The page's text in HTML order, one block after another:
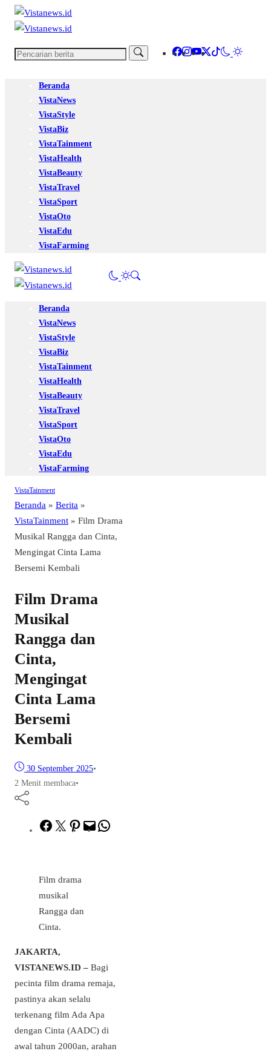
Beranda
VistaNews
VistaStyle
VistaBiz
VistaTainment
VistaHealth
VistaBeauty
VistaTravel
VistaSport
VistaOto
VistaEdu
VistaFarming
Beranda
VistaNews
VistaStyle
VistaBiz
VistaTainment
VistaHealth
VistaBeauty
VistaTravel
VistaSport
VistaOto
VistaEdu
VistaFarming
VistaTainment
Beranda » Berita »
VistaTainment » Film Drama
Musikal Rangga dan Cinta,
Mengingat Cinta Lama
Bersemi Kembali
Film Drama
Musikal
Rangga dan
Cinta,
Mengingat
Cinta Lama
Bersemi
Kembali
30 September 2025•
2 Menit membaca•
Facebook
TwitterPinterest
Mail
Film drama
musikal
Rangga dan
Cinta.
JAKARTA,
VISTANEWS.ID – Bagi
pecinta film drama remaja,
pastinya akan selalu
terkenang film Ada Apa
dengan Cinta (AADC) di
awal tahun 2000an, arahan